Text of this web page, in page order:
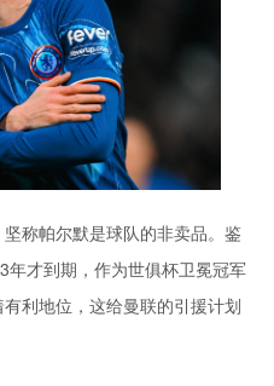
称帕尔默是球队的非卖品。鉴
年才到期，作为世俱杯卫冕冠军
利地位，这给曼联的引援计划